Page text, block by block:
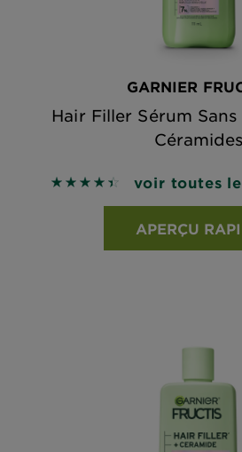
GARNIER
Hair Filler Sérum
Céramides
4.4266 out of 5 stars
voir toutes
APERÇU